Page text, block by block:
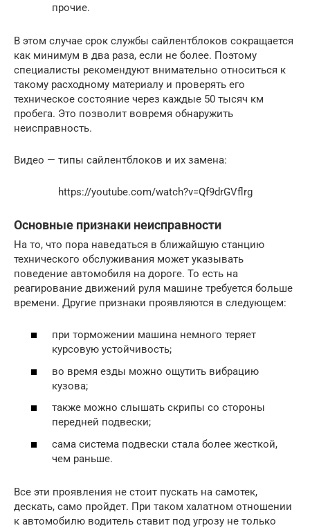
прочие.
В этом случае срок службы сайлентблоков сокращается
как минимум в два раза, если не более. Поэтому
специалисты рекомендуют внимательно относиться к
такому расходному материалу и проверять его
техническое состояние через каждые 50 тысяч км
пробега. Это позволит вовремя обнаружить
неисправность.
Видео — типы сайлентблоков и их замена:
https://youtube.com/watch?v=Qf9drGVflrg
Основные признаки неисправности
На то, что пора наведаться в ближайшую станцию
технического обслуживания может указывать
поведение автомобиля на дороге. То есть на
реагирование движений руля машине требуется больше
времени. Другие признаки проявляются в следующем:
при торможении машина немного теряет
курсовую устойчивость;
во время езды можно ощутить вибрацию
кузова;
также можно слышать скрипы со стороны
передней подвески;
сама система подвески стала более жесткой,
чем раньше.
Все эти проявления не стоит пускать на самотек,
дескать, само пройдет. При таком халатном отношении
к автомобилю водитель ставит под угрозу не только